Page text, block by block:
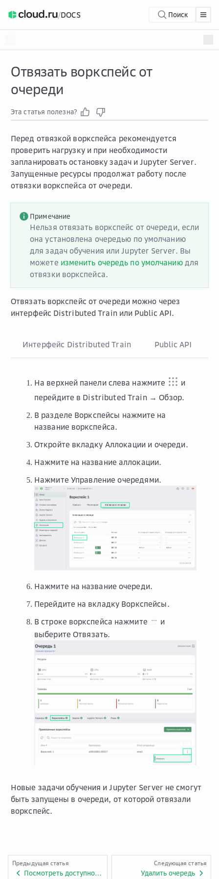
/DOCS Поиск
Отвязать воркспейс от
очереди
Эта статья полезна?
Перед отвязкой воркспейса рекомендуется
проверить нагрузку и при необходимости
запланировать остановку задач и Jupyter Server.
Запущенные ресурсы продолжат работу после
отвязки воркспейса от очереди.
Примечание
Нельзя отвязать воркспейс от очереди, если
она установлена очередью по умолчанию
для задач обучения или Jupyter Server. Вы
можете изменить очередь по умолчаниюдля
отвязки воркспейса.
Отвязать воркспейс от очереди можно через
интерфейс Distributed Train или Public API.
Интерфейс Distributed Train Public API
На верхней панели слева нажмите
и
перейдите в Distributed Train → Обзор.
В разделе Воркспейсы нажмите на
название воркспейса.
Откройте вкладку Аллокации и очереди.
Нажмите на название аллокации.
Нажмите Управление очередями.
Нажмите на название очереди.
Перейдите на вкладку Воркспейсы.
В строке воркспейса нажмите
и
выберите Отвязать.
Новые задачи обучения и Jupyter Server не смогут
быть запущены в очереди, от которой отвязали
воркспейс.
Предыдущая статья
Посмотреть доступность очередей
Следующая статья
Удалить очередь